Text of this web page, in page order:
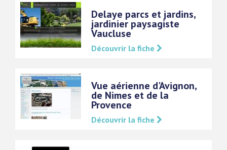
Delaye parcs et jardins,
jardinier paysagiste
Vaucluse
Découvrir la fiche
Vue aérienne d'Avignon,
de Nimes et de la
Provence
Découvrir la fiche